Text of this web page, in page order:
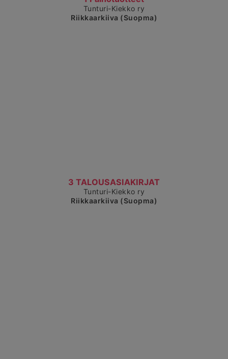
Tunturi-Kiekko ry
Riikkaarkiiva (Suopma)
3 TALOUSASIAKIRJAT
Čájet dárkkes dieđuid
Tunturi-Kiekko ry
Riikkaarkiiva (Suopma)